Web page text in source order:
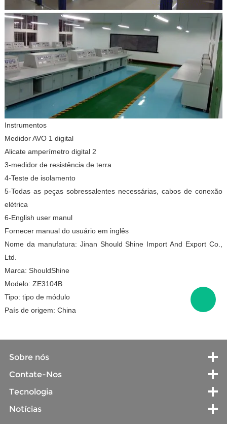
Instrumentos
Medidor AVO 1 digital
Alicate amperímetro digital 2
3-medidor de resistência de terra
4-Teste de isolamento
5-Todas as peças sobressalentes necessárias, cabos de conexão
elétrica
6-English user manul
Fornecer manual do usuário em inglês
Nome da manufatura: Jinan Should Shine Import And Export Co.,
Ltd.
Marca: ShouldShine
Modelo: ZE3104B
Tipo: tipo de módulo
País de origem: China
Sobre nós
Contate-Nos
Tecnologia
Notícias